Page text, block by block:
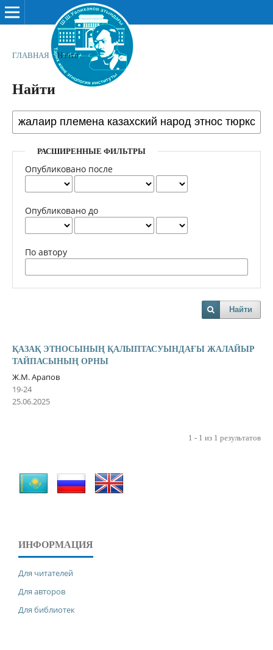
ГЛАВНАЯ / Найти
Найти
РАСШИРЕННЫЕ ФИЛЬТРЫ
Опубликовано после
Опубликовано до
По автору
Найти
ҚАЗАҚ ЭТНОСЫНЫҢ ҚАЛЫПТАСУЫНДАҒЫ ЖАЛАЙЫР
ТАЙПАСЫНЫҢ ОРНЫ
Ж.М. Арапов
19-24
25.06.2025
1 - 1 из 1 результатов
ИНФОРМАЦИЯ
Для читателей
Для авторов
Для библиотек